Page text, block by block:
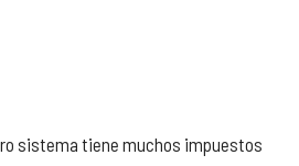
sistema tiene muchos impuestos